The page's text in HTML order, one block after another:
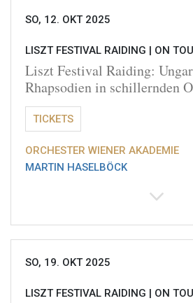
SO, 12. OKT 2025
LISZT FESTIVAL RAIDING | ON
Liszt Festival Raiding:
Rhapsodien in schillernden
TICKETS
ORCHESTER WIENER AKADEMIE
MARTIN HASELBÖCK
SO, 19. OKT 2025
LISZT FESTIVAL RAIDING | ON